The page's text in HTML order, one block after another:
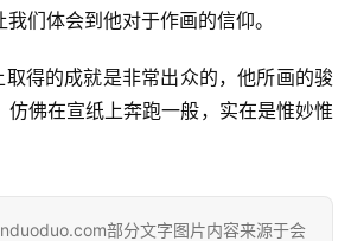
们体会到他对于作画的信仰。
得的成就是非常出众的，他所画的骏
仿佛在宣纸上奔跑一般，实在是惟妙惟
部分文字图片内容来源于会